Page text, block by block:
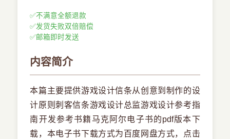
✅不满意全额退款
✅发货失败双倍赔偿
✅邮箱即时发送
内容简介
本篇主要提供游戏设计信条从创意到制作的设
计原则刺客信条游戏设计总监游戏设计参考指
南开发参考书籍马克阿尔电子书的pdf版本下
载，本电子书下载方式为百度网盘方式，点击